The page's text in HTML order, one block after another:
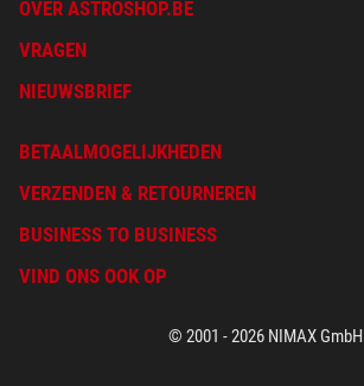
OVER ASTROSHOP.BE
VRAGEN
NIEUWSBRIEF
BETAALMOGELIJKHEDEN
VERZENDEN & RETOURNEREN
BUSINESS TO BUSINESS
VIND ONS OOK OP
© 2001 - 2026 NIMAX GmbH